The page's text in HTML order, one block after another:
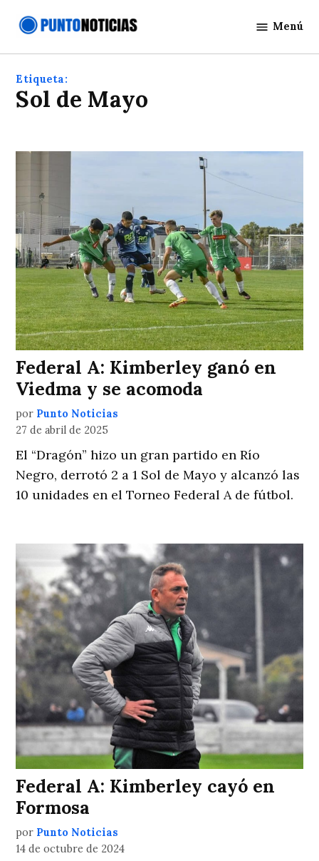
Noticias
Menú
Etiqueta:
Sol de Mayo
Federal A: Kimberley ganó en
Viedma y se acomoda
por Punto Noticias
27 de abril de 2025
El “Dragón” hizo un gran partido en Río
Negro, derrotó 2 a 1 Sol de Mayo y alcanzó las
10 unidades en el Torneo Federal A de fútbol.
Federal A: Kimberley cayó en
Formosa
por Punto Noticias
14 de octubre de 2024